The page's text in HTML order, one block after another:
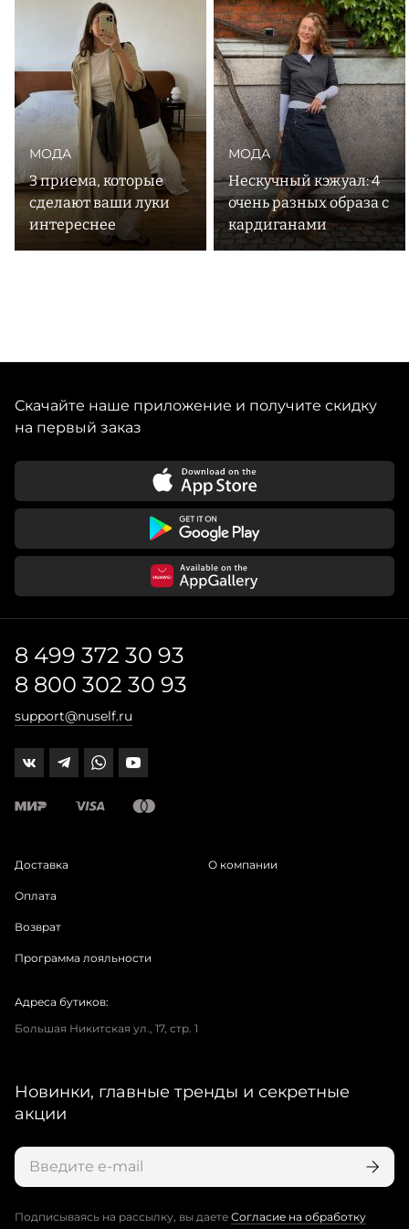
природную красоту материалов. А ручная работа
усиливает уникальность каждого изделия. Милый факт:
бренд начался буквально с истории любви. Не найдя
идеальных обручальных колец, основатели Алина и
Стас Демиденок решили создать их сами. Так и
МОДА
3 приема, которые
сделают ваши луки
интереснее
МОДА
Нескучный кэжуал: 4
очень разных образа с
кардиганами
Скачайте наше приложение и получите скидку
на первый заказ
8 499 372 30 93
8 800 302 30 93
support@nuself.ru
Доставка
Оплата
Возврат
Программа лояльности
О компании
Адреса бутиков:
Большая Никитская ул., 17, стр. 1
Новинки, главные тренды и секретные
акции
Подписываясь на рассылку, вы даете Согласие на обработку